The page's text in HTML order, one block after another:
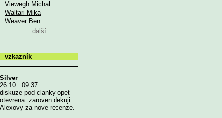
Viewegh Michal
Waltari Mika
Weaver Ben
další
vzkazník
Silver
26.10. 09:37
diskuze pod clanky opet
otevrena. zaroven dekuji
Alexovy za nove recenze.